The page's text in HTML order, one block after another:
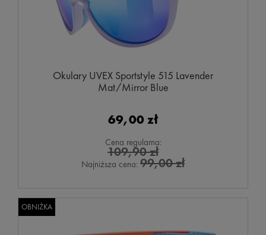
Okulary UVEX Sportstyle 515 Lavender
Mat/Mirror Blue
69,00 zł
Cena regularna:
109,90 zł
Najniższa cena: 99,00 zł
OBNIŻKA